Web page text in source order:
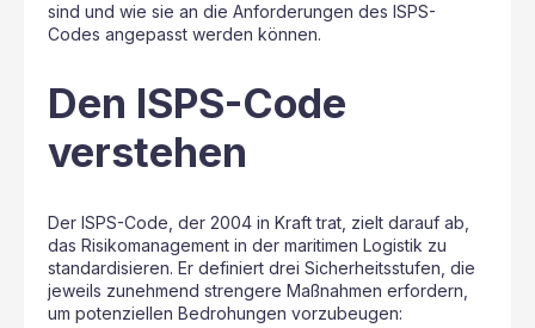
sind und wie sie an die Anforderungen des ISPS-
Codes angepasst werden können.
Den ISPS-Code
verstehen
Der ISPS-Code, der 2004 in Kraft trat, zielt darauf ab,
das Risikomanagement in der maritimen Logistik zu
standardisieren. Er definiert drei Sicherheitsstufen, die
jeweils zunehmend strengere Maßnahmen erfordern,
um potenziellen Bedrohungen vorzubeugen: